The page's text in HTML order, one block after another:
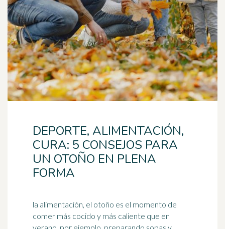
DEPORTE, ALIMENTACIÓN,
CURA: 5 CONSEJOS PARA
UN OTOÑO EN PLENA
FORMA
la alimentación, el otoño es el momento de
comer más cocido y más caliente que en